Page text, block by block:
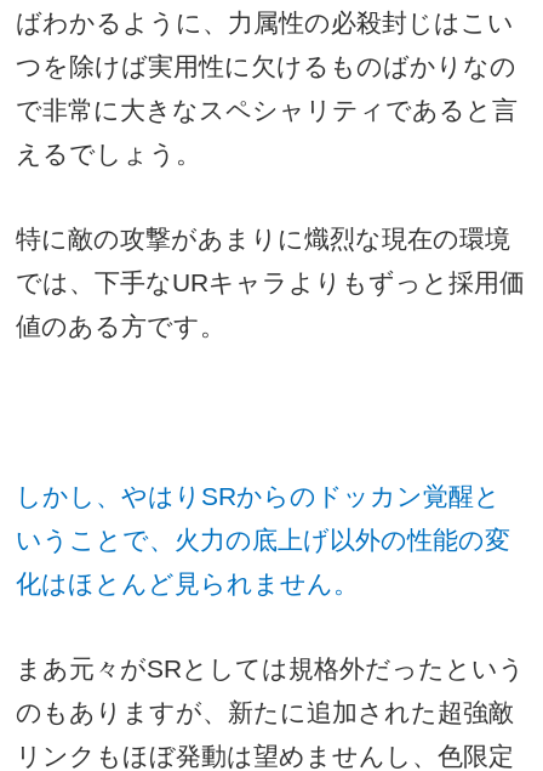
ばわかるように、力属性の必殺封じはこい
つを除けば実用性に欠けるものばかりなの
で非常に大きなスペシャリティであると言
えるでしょう。
特に敵の攻撃があまりに熾烈な現在の環境
では、下手なURキャラよりもずっと採用価
値のある方です。
しかし、やはり SRからのドッカン覚醒と
いうことで、火力の底上げ以外の性能の変
化はほとんど見られません。
まあ元々がSRとしては規格外だったという
のもありますが、新たに追加された超強敵
リンクもほぼ発動は望めませんし、色限定